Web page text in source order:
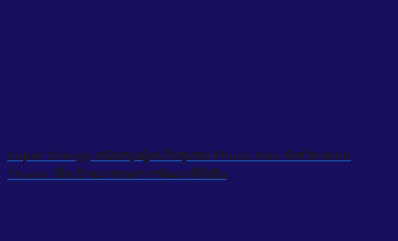
Super Energy สนับสนุนผู้คนในชุมชน Phuoc Huu จังหวัด Ninh
Thuan เพื่อเป้าหมายของการพัฒนาที่ยั่งยืน